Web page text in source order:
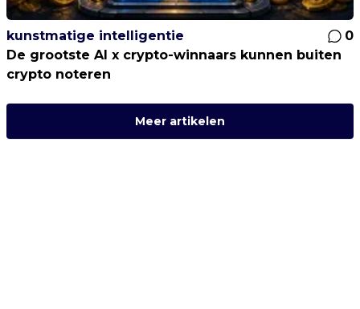
kunstmatige intelligentie
0
De grootste AI x crypto-winnaars kunnen buiten
crypto noteren
Meer artikelen